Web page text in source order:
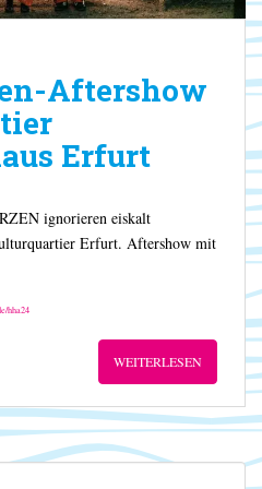
Aftershow
Erfurt
ignorieren eiskalt
Erfurt. Aftershow mit
hha24
WEITERLESEN